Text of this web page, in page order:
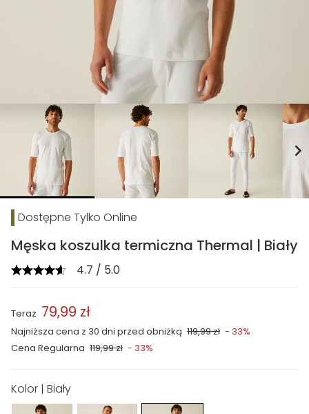
chevron_right
Dostępne Tylko Online
Męska koszulka termiczna Thermal | Biały
4.7 / 5.0
Cena Regularna 119,99 zł - 33%
Najniższa cena z 30 dni przed obniżką 119,99 zł - 33%
Teraz 79,99 zł
Kolor | Biały